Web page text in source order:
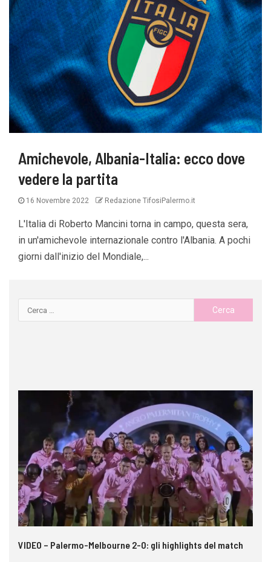
Amichevole, Albania-Italia: ecco dove
vedere la partita
16 Novembre 2022 Redazione TifosiPalermo.it
L'Italia di Roberto Mancini torna in campo, questa sera,
in un'amichevole internazionale contro l'Albania. A pochi
giorni dall'inizio del Mondiale,...
VIDEO – Palermo-Melbourne 2-0: gli highlights del match